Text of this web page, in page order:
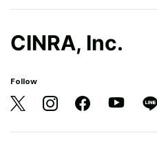
CINRA, Inc.
Follow